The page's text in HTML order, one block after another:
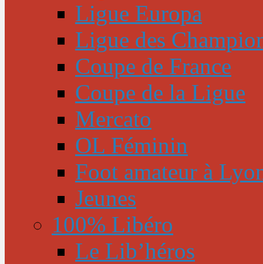
Ligue Europa
Ligue des
Coupe de France
Coupe de la Ligue
Mercato
OL Féminin
Foot amateur à
Jeunes
100% Libéro
Le Lib’héros